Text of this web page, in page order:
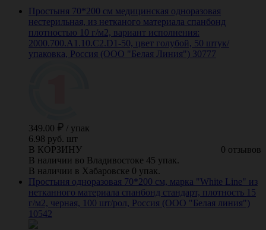
Простыня 70*200 см медицинская одноразовая
нестерильная, из нетканого материала спанбонд
плотностью 10 г/м2, вариант исполнения:
2000.700.A1.10.C2.D1-50, цвет голубой, 50 штук/
упаковка, Россия (ООО "Белая Линия") 30777
349.00 / упак
6.98 руб. шт
0 отзывов
В КОРЗИНУ
В наличии во Владивостоке 45 упак.
В наличии в Хабаровске 0 упак.
Простыня одноразовая 70*200 см, марка "White Line" из
нетканного материала спанбонд стандарт, плотность 15
г/м2, черная, 100 шт/рол, Россия (ООО "Белая линия")
10542